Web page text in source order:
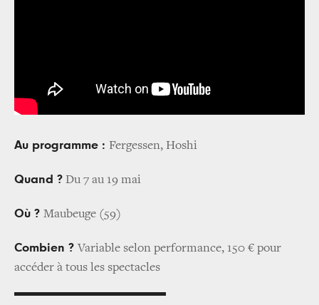
Au programme : Fergessen, Hoshi
Quand ? Du 7 au 19 mai
Où ? Maubeuge (59)
Combien ?Variable selon performance, 150 € pour
accéder à tous les spectacles